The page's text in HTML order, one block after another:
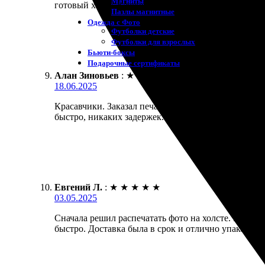
Пазлы магнитные
Одежда с Фото
Футболки детские
Футболки для взрослых
Бьюти-боксы
Подарочные сертификаты
готовый холст. Качество отличное, цвета яркие!
Алан Зиновьев : ★ ★
18.06.2025
Красавчики. Заказал печать на холсте, всё
быстро, никаких задержек. Рекомендую!
Евгений Л. : ★ ★ ★ ★ ★
03.05.2025
Сначала решил распечатать фото на холсте.
быстро. Доставка была в срок и отлично